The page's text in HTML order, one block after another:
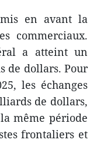
mis en avant la
commerciaux.
a atteint un
de dollars. Pour
les échanges
de dollars,
même période
frontaliers et